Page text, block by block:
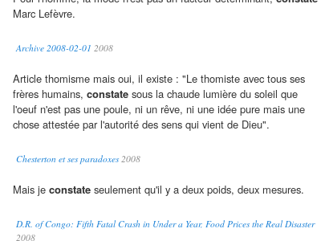
Marc Lefèvre.
Archive 2008-02-01 2008
Article thomisme mais oui, il existe : "Le thomiste avec tous ses
frères humains, constate sous la chaude lumière du soleil que
l'oeuf n'est pas une poule, ni un rêve, ni une idée pure mais une
chose attestée par l'autorité des sens qui vient de Dieu".
Chesterton et ses paradoxes2008
Mais je constate seulement qu'il y a deux poids, deux mesures.
D.R. of Congo: Fifth Fatal Crash in Under a Year, Food Prices the Real Disaster
2008